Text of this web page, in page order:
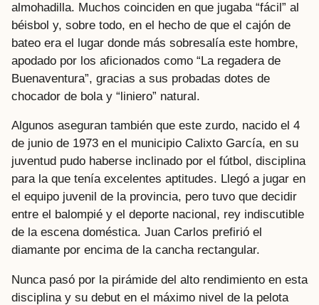
almohadilla. Muchos coinciden en que jugaba “fácil” al
béisbol y, sobre todo, en el hecho de que el cajón de
bateo era el lugar donde más sobresalía este hombre,
apodado por los aficionados como “La regadera de
Buenaventura”, gracias a sus probadas dotes de
chocador de bola y “liniero” natural.
Algunos aseguran también que este zurdo, nacido el 4
de junio de 1973 en el municipio Calixto García, en su
juventud pudo haberse inclinado por el fútbol, disciplina
para la que tenía excelentes aptitudes. Llegó a jugar en
el equipo juvenil de la provincia, pero tuvo que decidir
entre el balompié y el deporte nacional, rey indiscutible
de la escena doméstica. Juan Carlos prefirió el
diamante por encima de la cancha rectangular.
Nunca pasó por la pirámide del alto rendimiento en esta
disciplina y su debut en el máximo nivel de la pelota